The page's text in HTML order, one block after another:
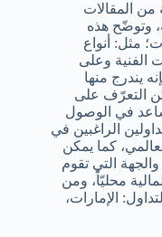
المقالات
وتوضّح هذه
مثل: أنواع
الفنية وعلى
يندرج منها
التعرّف على
في الوصول
الراغبين في
كما يمكن
التي تقوم
محليّاً، ومن
الإمارات،